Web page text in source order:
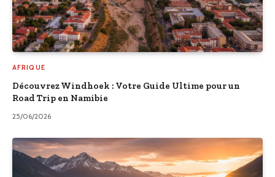
AFRIQUE
Découvrez Windhoek : Votre Guide Ultime pour un
Road Trip en Namibie
25/06/2026